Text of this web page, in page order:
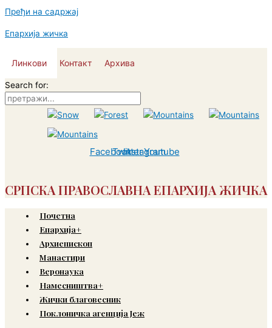
Пређи на садржај
Епархија жичка
Линкови Контакт Архива
Search for:
Facebook
Twitter
Instagram
Youtube
СРПСКА ПРАВОСЛАВНА ЕПАРХИЈА ЖИЧКА
Почетна
Епархија+
Архиепископ
Манастири
Веронаука
Намесништва+
Жички благовесник
Поклоничка агенција Јеж